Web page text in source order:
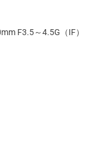
F3.5～4.5G（IF）